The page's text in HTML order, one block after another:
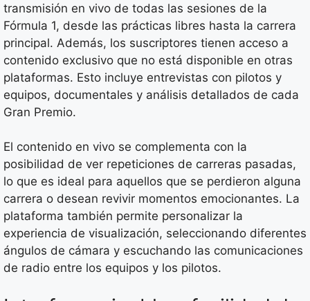
transmisión en vivo de todas las sesiones de la
Fórmula 1, desde las prácticas libres hasta la carrera
principal. Además, los suscriptores tienen acceso a
contenido exclusivo que no está disponible en otras
plataformas. Esto incluye entrevistas con pilotos y
equipos, documentales y análisis detallados de cada
Gran Premio.
El contenido en vivo se complementa con la
posibilidad de ver repeticiones de carreras pasadas,
lo que es ideal para aquellos que se perdieron alguna
carrera o desean revivir momentos emocionantes. La
plataforma también permite personalizar la
experiencia de visualización, seleccionando diferentes
ángulos de cámara y escuchando las comunicaciones
de radio entre los equipos y los pilotos.